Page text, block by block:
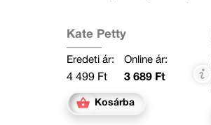
Kate Petty
Eredeti ár:
4 499 Ft
Online ár:
3 689 Ft
Kosárba